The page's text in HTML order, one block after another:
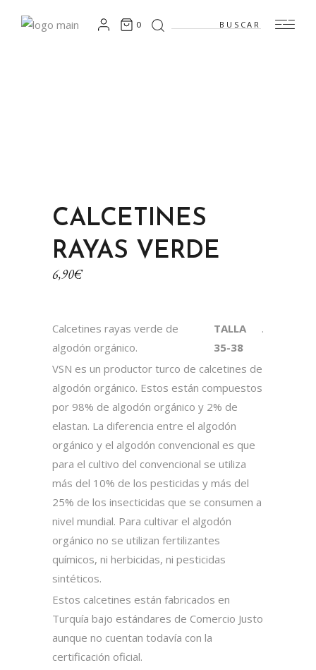
0
CALCETINES
RAYAS VERDE
6,90€
Calcetines rayas verde de
algodón orgánico.
TALLA
35-38
.
VSN es un productor turco de calcetines de
algodón orgánico. Estos están compuestos
por 98% de algodón orgánico y 2% de
elastan. La diferencia entre el algodón
orgánico y el algodón convencional es que
para el cultivo del convencional se utiliza
más del 10% de los pesticidas y más del
25% de los insecticidas que se consumen a
nivel mundial. Para cultivar el algodón
orgánico no se utilizan fertilizantes
químicos, ni herbicidas, ni pesticidas
sintéticos.
Estos calcetines están fabricados en
Turquía bajo estándares de Comercio Justo
aunque no cuentan todavía con la
certificación oficial.